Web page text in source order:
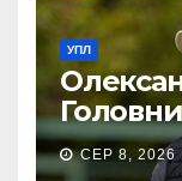
УПЛ
СЕР 8, 2026